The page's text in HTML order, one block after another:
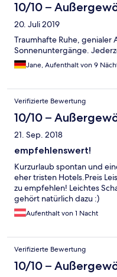
10/10 –
20. Juli 2019
Traumhafte Ruhe, genialer
Sonnenuntergänge.
Jane, Aufenthalt von 9
Verifizierte Bewertung
10/10 –
21. Sep. 2018
empfehlenswert!
Kurzurlaub spontan und
eher tristen Hotels.Preis
zu empfehlen! Leichtes
gehört natürlich dazu :)
Aufenthalt von 1 Nacht
Verifizierte Bewertung
10/10 –